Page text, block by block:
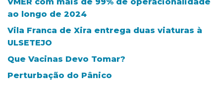
ao longo de 2024
Vila Franca de Xira entrega duas viaturas à
ULSETEJO
Que Vacinas Devo Tomar?
Perturbação do Pânico